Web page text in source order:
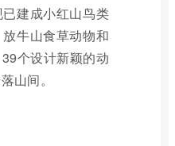
建成小红山鸟类
牛山食草动物和
个设计新颖的动
山间。